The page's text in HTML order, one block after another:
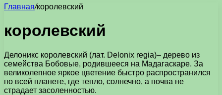
Главная/королевский
королевский
Делоникс королевский (лат. Delonix regia)– дерево из
семейства Бобовые, родившееся на Мадагаскаре. За
великолепное яркое цветение быстро распространился
по всей планете, где тепло, солнечно, а почва не
страдает засоленностью.